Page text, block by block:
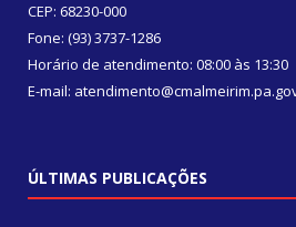
CEP: 68230-000
Fone: (93) 3737-1286
Horário de atendimento: 08:00 às 13:30
E-mail:
ÚLTIMAS PUBLICAÇÕES